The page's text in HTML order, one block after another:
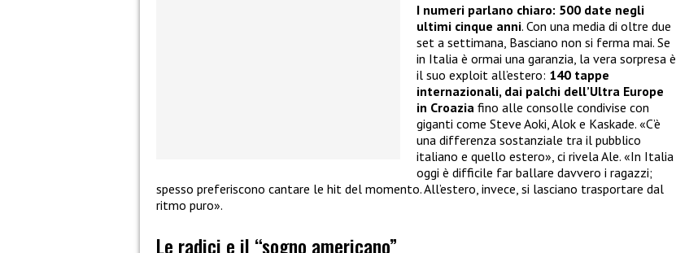
I numeri parlano chiaro: 500 date negli
ultimi cinque anni. Con una media di oltre due
set a settimana, Basciano non si ferma mai. Se
in Italia è ormai una garanzia, la vera sorpresa è
il suo exploit all’estero: 140 tappe
internazionali, dai palchi dell’Ultra Europe
in Croazia fino alle consolle condivise con
giganti come Steve Aoki, Alok e Kaskade. «C’è
una differenza sostanziale tra il pubblico
italiano e quello estero», ci rivela Ale. «In Italia
oggi è difficile far ballare davvero i ragazzi;
spesso preferiscono cantare le hit del momento. All’estero, invece, si lasciano trasportare dal
ritmo puro».
Le radici e il “sogno americano”